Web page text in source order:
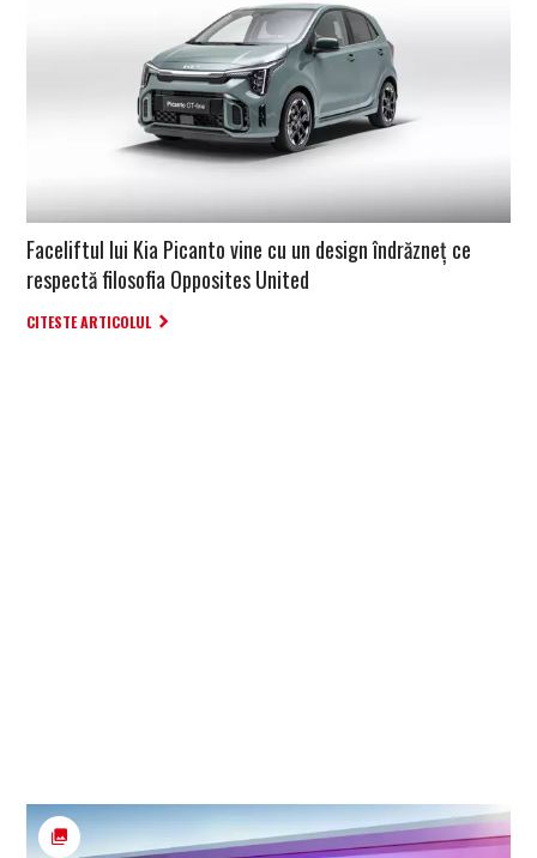
Faceliftul lui Kia Picanto vine cu un design îndrăzneț ce
respectă filosofia Opposites United
CITESTE ARTICOLUL